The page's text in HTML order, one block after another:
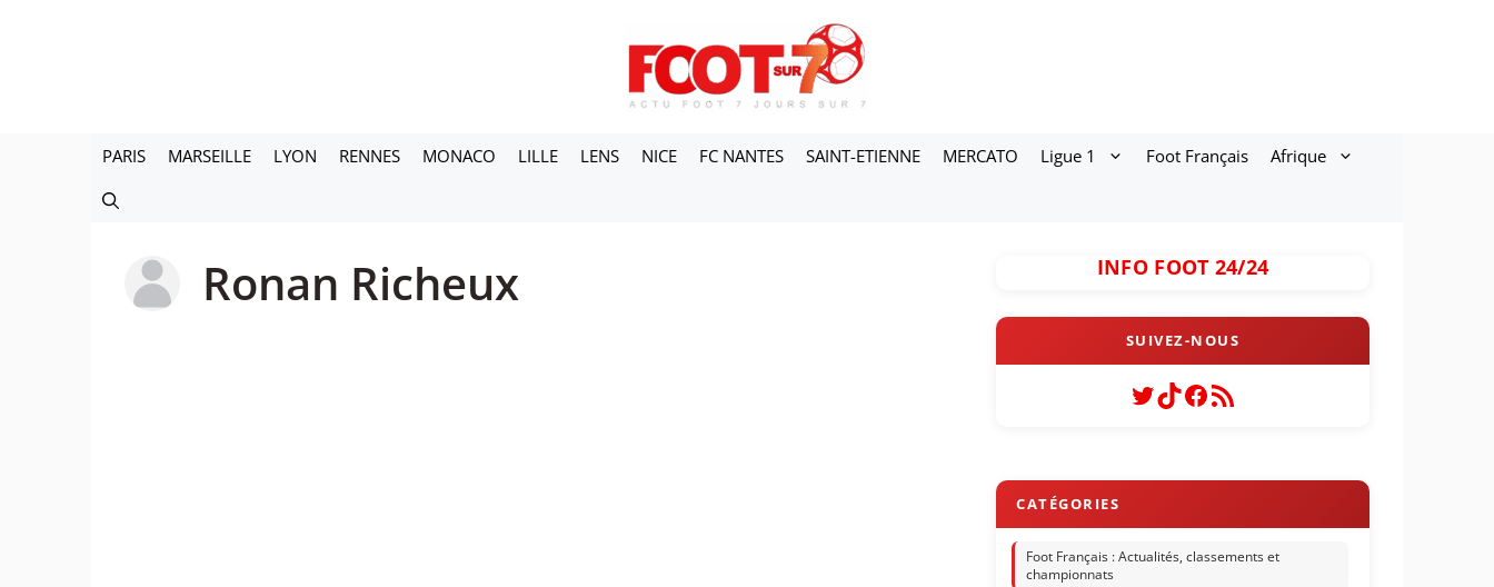
PARIS MARSEILLE LYON RENNES MONACO LILLE LENS NICE FC NANTES SAINT-ETIENNE MERCATO Ligue 1 Foot Français Afrique
Ronan Richeux INFO FOOT 24/24
Twitter
TikTok
Facebook
Flux RSS
Foot Français : Actualités, classements et
championnats